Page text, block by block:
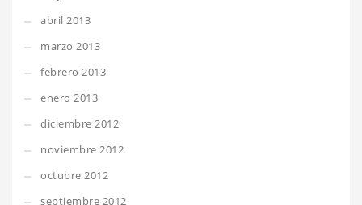
abril 2013
marzo 2013
febrero 2013
enero 2013
diciembre 2012
noviembre 2012
octubre 2012
septiembre 2012